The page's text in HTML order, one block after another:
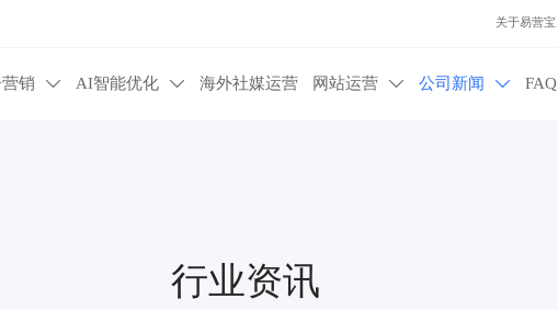
关于易营宝
销  AI智能优化  海外社媒运营 网站运营  公司新闻  FAQ
行业资讯